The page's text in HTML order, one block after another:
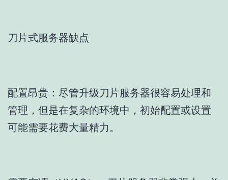
刀片式服务器缺点
配置昂贵：尽管升级刀片服务器很容易处理和
管理，但是在复杂的环境中，初始配置或设置
可能需要花费大量精力。